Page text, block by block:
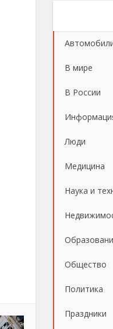
В мире
В России
Люди
Медицина
Наука и
Общество
Политика
Праздники